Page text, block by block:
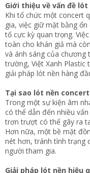
Giới thiệu về vấn đề
Khi tổ chức một concert
gia, việc giữ mặt bằng
tố cực kỳ quan trọng.
toàn cho khán giả mà
và ánh sáng của chương
trường, Việt Xanh
giải pháp lót nền hàng
Tại sao lót nền
Trong một sự kiện âm
có thể dẫn đến nhiều
trơn trượt có thể gây ra
Hơn nữa, một bề mặt
nét hơn, tránh tình trạng
người tham gia.
Giải pháp lót nền hiệu